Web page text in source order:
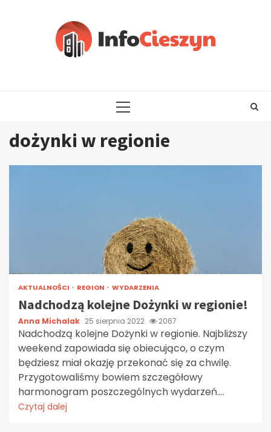
PRIMARY
dożynki w regionie
AKTUALNOŚCI REGION WYDARZENIA
Nadchodzą kolejne Dożynki w regionie!
Anna Michalak 25 sierpnia 2022 2067
Nadchodzą kolejne Dożynki w regionie. Najbliższy
weekend zapowiada się obiecująco, o czym
będziesz miał okazję przekonać się za chwilę.
Przygotowaliśmy bowiem szczegółowy
harmonogram poszczególnych wydarzeń....
Czytaj dalej